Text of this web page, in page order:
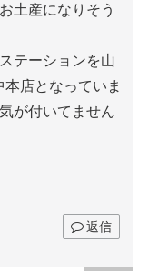
土産になりそう
テーションを山
店となっていま
が付いてません
返信